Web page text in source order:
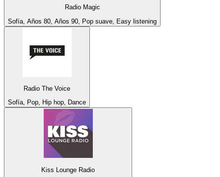
Radio Magic
Sofía, Años 80, Años 90, Pop suave, Easy listening
Radio The Voice
Sofía, Pop, Hip hop, Dance
Kiss Lounge Radio